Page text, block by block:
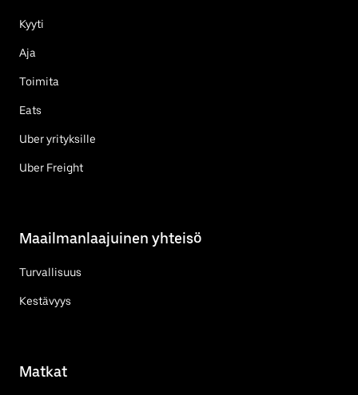
Kyyti
Aja
Toimita
Eats
Uber yrityksille
Uber Freight
Maailmanlaajuinen yhteisö
Turvallisuus
Kestävyys
Matkat